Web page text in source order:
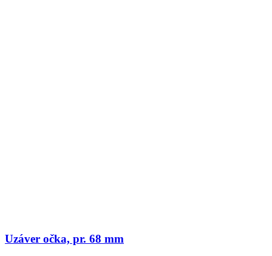
Uzáver očka, pr. 68 mm